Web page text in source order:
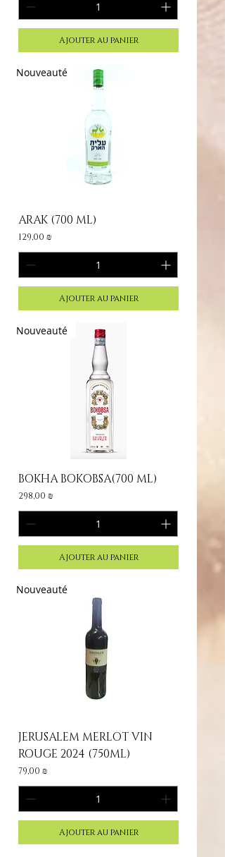
Ajouter au panier
Nouveauté
ARAK (700 ML)
Prix
129,00 ₪
Ajouter au panier
Nouveauté
BOKHA BOKOBSA(700 ML)
Prix
298,00 ₪
Ajouter au panier
Nouveauté
JERUSALEM MERLOT VIN
ROUGE 2024 (750ML)
Prix
79,00 ₪
Ajouter au panier